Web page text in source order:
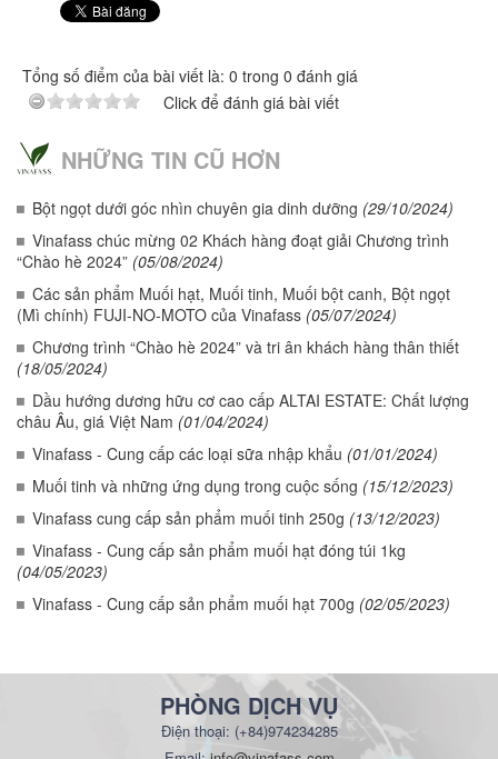
Tổng số điểm của bài viết là: 0 trong 0 đánh giá
Click để đánh giá bài viết
NHỮNG TIN CŨ HƠN
Bột ngọt dưới góc nhìn chuyên gia dinh dưỡng (29/10/2024)
Vinafass chúc mừng 02 Khách hàng đoạt giải Chương trình
“Chào hè 2024” (05/08/2024)
Các sản phẩm Muối hạt, Muối tinh, Muối bột canh, Bột ngọt
(Mì chính) FUJI-NO-MOTO của Vinafass (05/07/2024)
Chương trình “Chào hè 2024” và tri ân khách hàng thân thiết
(18/05/2024)
Dầu hướng dương hữu cơ cao cấp ALTAI ESTATE: Chất lượng
châu Âu, giá Việt Nam (01/04/2024)
Vinafass - Cung cấp các loại sữa nhập khẩu (01/01/2024)
Muối tinh và những ứng dụng trong cuộc sống (15/12/2023)
Vinafass cung cấp sản phẩm muối tinh 250g (13/12/2023)
Vinafass - Cung cấp sản phẩm muối hạt đóng túi 1kg
(04/05/2023)
Vinafass - Cung cấp sản phẩm muối hạt 700g (02/05/2023)
PHÒNG DỊCH VỤ
Điện thoại: (+84)974234285